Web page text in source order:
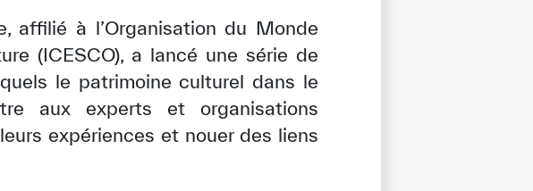
affilié à l’Organisation du Monde
(ICESCO), a lancé une série de
le patrimoine culturel dans le
aux experts et organisations
expériences et nouer des liens